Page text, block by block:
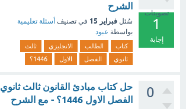
تصويتات
1
إجابة
الشرح
سُئل فبراير 15 في تصنيف أسئلة تعليمية
بواسطة عبود
كتاب الطالب الانجليزي
ثالث
ثانوي
الفصل الاول 1446؟
0
حل كتاب مبادئ القانون ثالث ثانوي
الفصل الاول 1446؟ - مع الشرح